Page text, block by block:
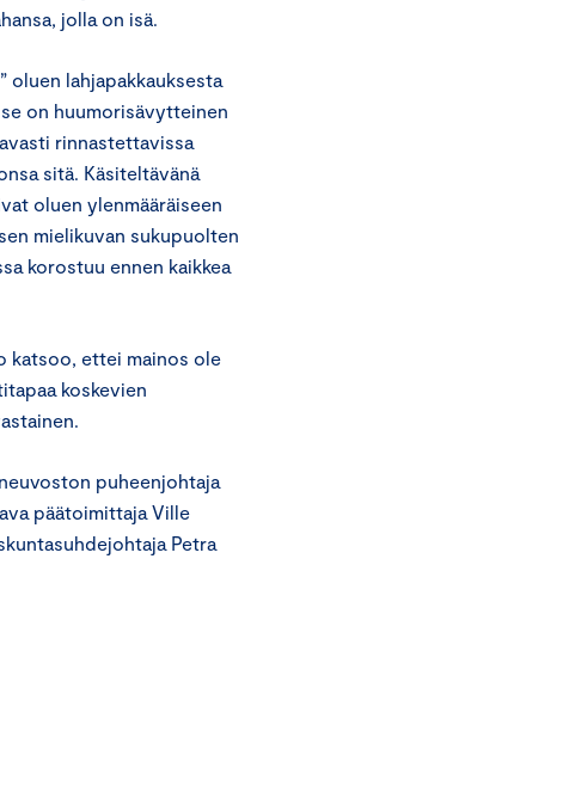
jolla on isä.
oluen lahjapakkauksesta
on huumorisävytteinen
rinnastettavissa
sitä. Käsiteltävänä
oluen ylenmääräiseen
mielikuvan sukupuolten
korostuu ennen kaikkea
katsoo, ettei mainos ole
koskevien
puheenjohtaja
päätoimittaja Ville
Petra